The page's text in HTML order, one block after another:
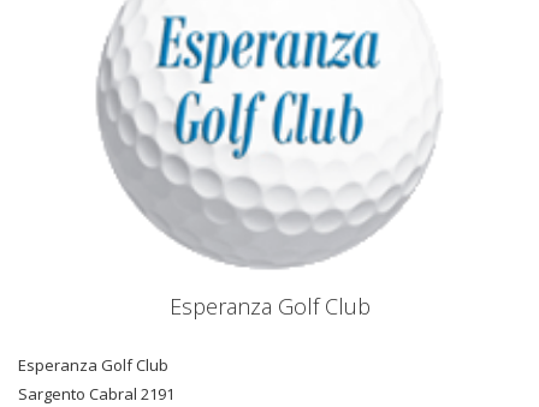
Esperanza Golf Club
Esperanza Golf Club
Sargento Cabral 2191